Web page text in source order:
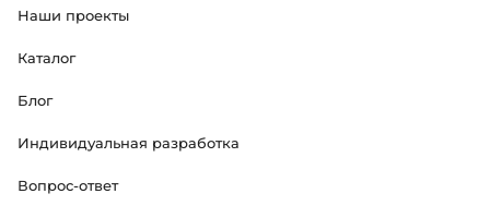
Наши проекты
Каталог
Блог
Индивидуальная разработка
Вопрос-ответ